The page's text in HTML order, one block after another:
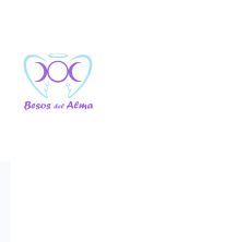
contenido